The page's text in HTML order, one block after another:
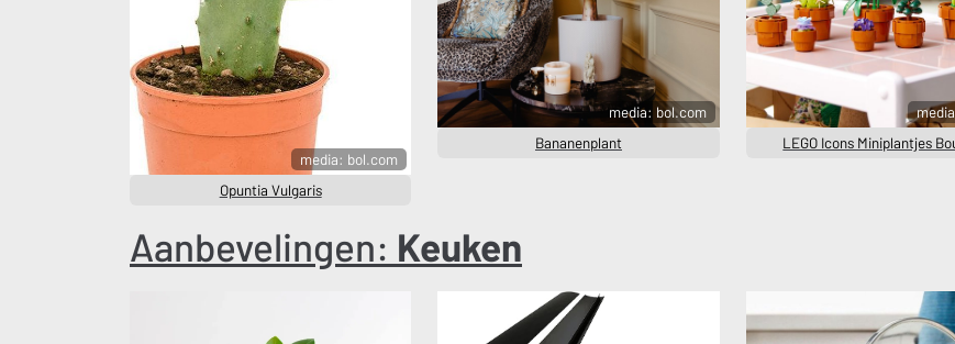
media: bol.com
Opuntia Vulgaris
media: bol.com
Bananenplant
LEGO Icons Miniplantjes
Aanbevelingen: Keuken